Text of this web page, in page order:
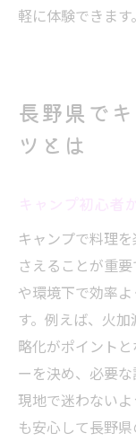
軽に体験できます。
長野県で
ツとは
キャンプで料理
さえることが重
や環境下で効率
す。例えば、火
略化がポイント
ーを決め、必要
現地で迷わない
も安心して長野